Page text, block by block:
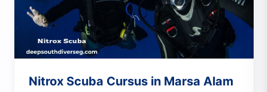
Nitrox Scuba Cursus in Marsa Alam